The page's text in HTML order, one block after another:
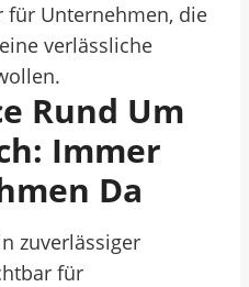
für Unternehmen, die
verlässliche
Rund Um
Immer
Da
zuverlässiger
für